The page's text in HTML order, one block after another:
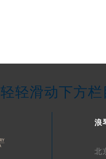
轻轻滑动下方
浪
北